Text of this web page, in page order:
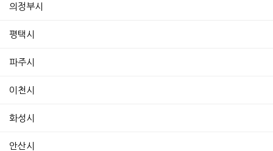
의정부시
평택시
파주시
이천시
화성시
안산시